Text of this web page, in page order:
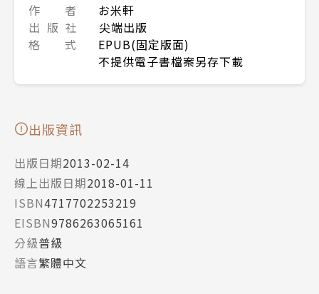
作 者
お米軒
出 版 社
尖端出版
格 式
EPUB(固定版面)
不提供電子書檔案另存下載
出版資訊
出版日期2013-02-14
線上出版日期2018-01-11
ISBN4717702253219
EISBN9786263065161
分級普級
語言繁體中文